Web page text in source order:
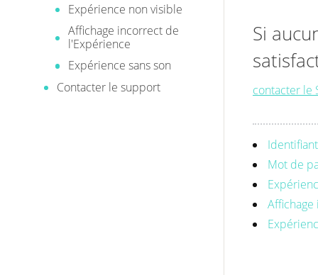
Expérience non visible
Affichage incorrect de
l'Expérience
Expérience sans son
Contacter le support
Si
contacter le
Mot de